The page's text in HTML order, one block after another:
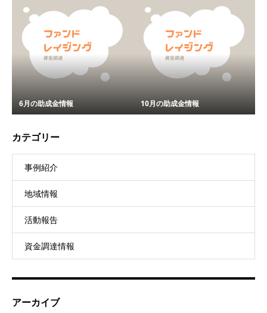
6月の助成金情報 10月の助成金情報
カテゴリー
事例紹介
地域情報
活動報告
資金調達情報
アーカイブ